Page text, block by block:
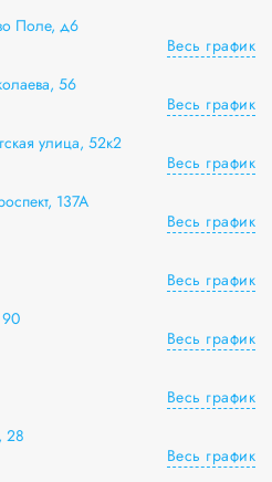
Поле, д6
Весь график
56
Весь график
улица, 52к2
Весь график
137А
Весь график
Весь график
Весь график
Весь график
28
Весь график